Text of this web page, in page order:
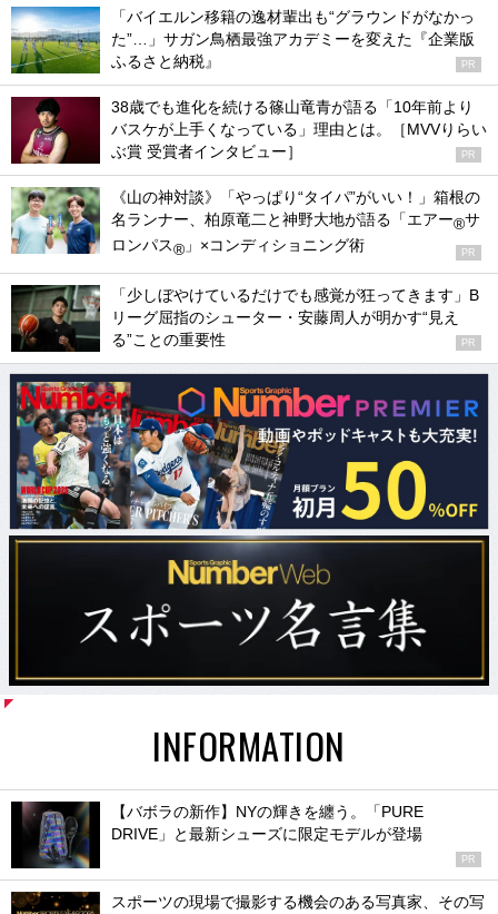
「バイエルン移籍の逸材輩出も“グラウンドがなかっ
た”…」サガン鳥栖最強アカデミーを変えた『企業版
ふるさと納税』
PR
38歳でも進化を続ける篠山竜青が語る「10年前より
バスケが上手くなっている」理由とは。［MVVりらい
ぶ賞 受賞者インタビュー］
PR
《山の神対談》「やっぱり“タイパ”がいい！」箱根の
名ランナー、柏原竜二と神野大地が語る「エアー®サ
ロンパス® 」×コンディショニング術 PR
「少しぼやけているだけでも感覚が狂ってきます」B
リーグ屈指のシューター・安藤周人が明かす“見え
る”ことの重要性
PR
INFORMATION
【バボラの新作】NYの輝きを纏う。「PURE
DRIVE」と最新シューズに限定モデルが登場
PR
スポーツの現場で撮影する機会のある写真家、その写